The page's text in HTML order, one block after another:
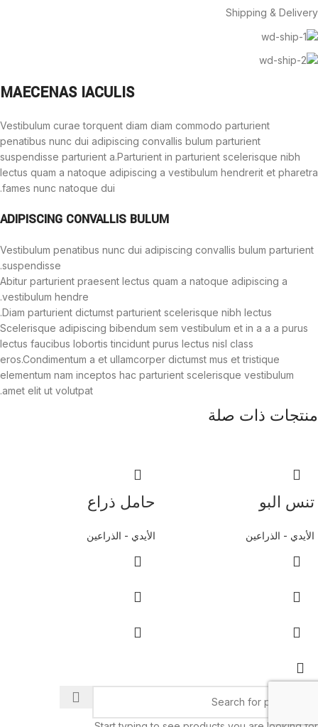
Shipping & Delivery
MAECENAS IACULIS
Vestibulum curae torquent diam diam commodo parturient
penatibus nunc dui adipiscing convallis bulum parturient
suspendisse parturient a.Parturient in parturient scelerisque nibh
lectus quam a natoque adipiscing a vestibulum hendrerit et pharetra
fames nunc natoque dui.
ADIPISCING CONVALLIS BULUM
Vestibulum penatibus nunc dui adipiscing convallis bulum parturient
suspendisse.
Abitur parturient praesent lectus quam a natoque adipiscing a
vestibulum hendre.
Diam parturient dictumst parturient scelerisque nibh lectus.
Scelerisque adipiscing bibendum sem vestibulum et in a a a purus
lectus faucibus lobortis tincidunt purus lectus nisl class
eros.Condimentum a et ullamcorper dictumst mus et tristique
elementum nam inceptos hac parturient scelerisque vestibulum
amet elit ut volutpat.
منتجات ذات صلة
تنس البو
الأيدي - الذراعين
حامل ذراع
الأيدي - الذراعين